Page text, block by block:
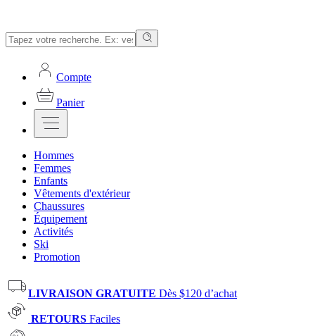
Compte
Panier
Hommes
Femmes
Enfants
Vêtements d'extérieur
Chaussures
Équipement
Activités
Ski
Promotion
LIVRAISON GRATUITE Dès $120 d’achat
RETOURS Faciles